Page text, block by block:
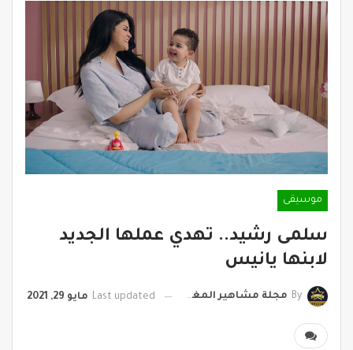
موسيقى
سلمى رشيد.. تهدي عملها الجديد
لابنها يانيس
By مجلة مشاهير المغرب Last updated مايو 29, 2021